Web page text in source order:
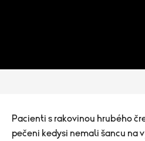
Pacienti s rakovinou hrubého
pečeni kedysi nemali šancu na